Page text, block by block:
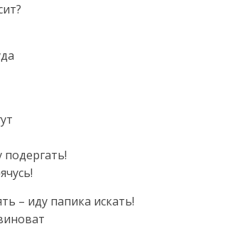
подергать!
– иду папика искать!